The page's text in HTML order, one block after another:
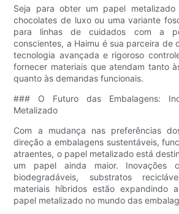
Seja para obter um papel
chocolates de luxo ou uma variante
para linhas de cuidados com a
conscientes, a Haimu é sua parceira de
tecnologia avançada e rigoroso
fornecer materiais que atendam tanto
quanto às demandas funcionais.
### O Futuro das Embalagens:
Metalizado
Com a mudança nas preferências
direção a embalagens sustentáveis,
atraentes, o papel metalizado está
um papel ainda maior. Inovações
biodegradáveis, substratos
materiais híbridos estão expandindo
papel metalizado no mundo das